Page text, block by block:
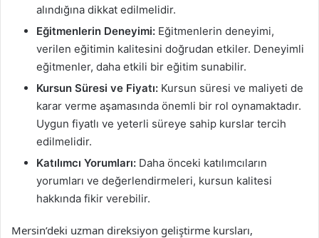
alındığına dikkat edilmelidir.
Eğitmenlerin Deneyimi: Eğitmenlerin deneyimi,
verilen eğitimin kalitesini doğrudan etkiler. Deneyimli
eğitmenler, daha etkili bir eğitim sunabilir.
Kursun Süresi ve Fiyatı: Kursun süresi ve maliyeti de
karar verme aşamasında önemli bir rol oynamaktadır.
Uygun fiyatlı ve yeterli süreye sahip kurslar tercih
edilmelidir.
Katılımcı Yorumları: Daha önceki katılımcıların
yorumları ve değerlendirmeleri, kursun kalitesi
hakkında fikir verebilir.
Mersin’deki uzman direksiyon geliştirme kursları,